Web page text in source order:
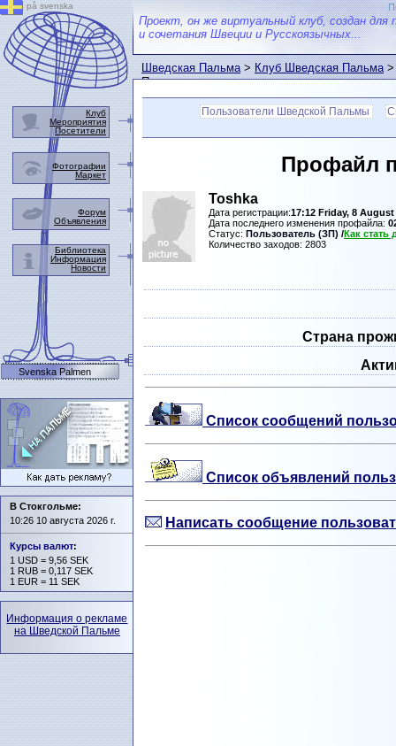
Проект, он же виртуальный клуб, создан для
и сочетания Швеции и Русскоязычных...
Шведская Пальма>Клуб Шведская Пальма>
Пальмы
Пользователи Шведской Пальмы
Профайл
Toshka
Дата регистрации:17:12 Friday, 8 August
Дата последнего изменения профайла:
Статус: Пользователь (ЗП) /Как
Количество заходов: 2803
Страна
Список сообщений
Список объявлений
Написать сообщение
på svenska
Клуб
Мероприятия
Посетители
Фотографии
Маркет
Форум
Объявления
Библиотека
Информация
Новости
Svenska Palmen
В Стокгольме:
10:26 10 августа 2026 г.
Курсы валют:
1 USD = 9,56 SEK
1 RUB = 0,117 SEK
1 EUR = 11 SEK
Информация о рекламе
на Шведской Пальме